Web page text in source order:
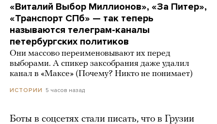
«Виталий Выбор Миллионов», «За Питер»,
«Транспорт СПб» — так теперь
называются телеграм-каналы
петербургских политиков
Они массово переименовывают их перед
выборами. А спикер заксобрания даже удалил
канал в «Максе» (Почему? Никто не понимает)
ИСТОРИИ 5 часов назад
Боты в соцсетях стали писать, что в Грузии